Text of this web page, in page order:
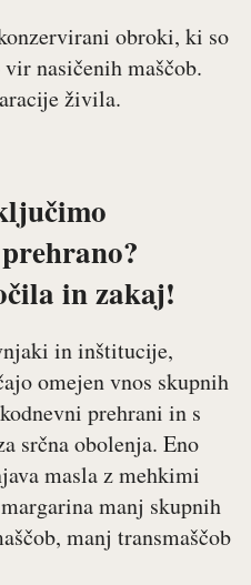
obroki, ki so
nasičenih maščob.
živila.
in zakaj!
in inštitucije,
omejen vnos skupnih
prehrani in s
srčna obolenja. Eno
masla z mehkimi
manj skupnih
manj transmaščob